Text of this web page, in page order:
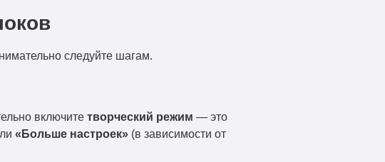
следуйте шагам.
включите творческий режим — это
«Больше настроек» (в зависимости от